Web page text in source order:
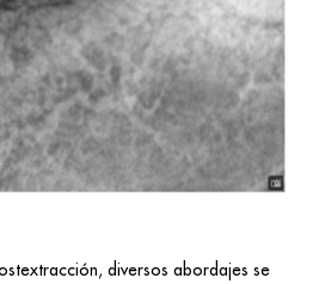
diversos abordajes se